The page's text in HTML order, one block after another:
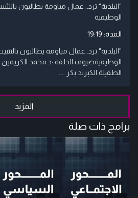
"البلدية" ترد.. عمال مياومة يطالبون
الوظيفية
المدة: 19:19
"البلدية" ترد..عمال مياومة يطالبون
الوظيفيةضيوف الحلقة :د.محمد الكريمين
الطفيلة الكبرىد.بكر ....
المزيد
برامج ذات صلة